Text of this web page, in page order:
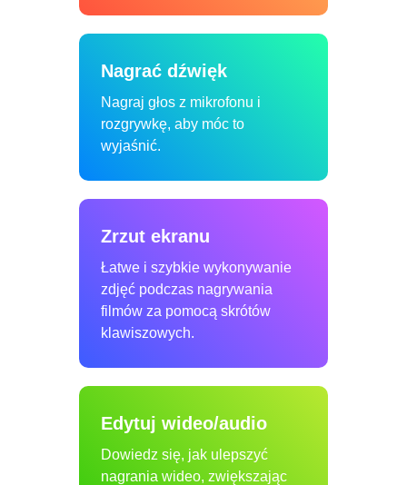
Nagrać dźwięk
Nagraj głos z mikrofonu i
rozgrywkę, aby móc to
wyjaśnić.
Zrzut ekranu
Łatwe i szybkie wykonywanie
zdjęć podczas nagrywania
filmów za pomocą skrótów
klawiszowych.
Edytuj wideo/audio
Dowiedz się, jak ulepszyć
nagrania wideo, zwiększając